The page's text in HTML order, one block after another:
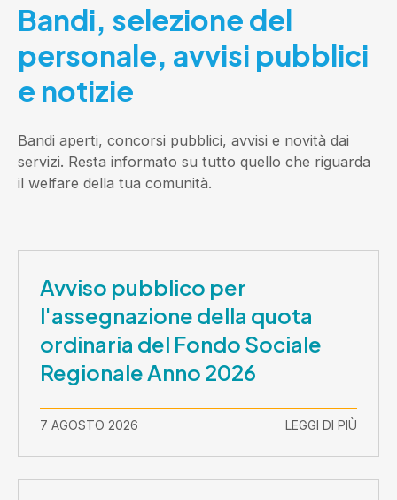
Bandi, selezione del
personale, avvisi pubblici
e notizie
Bandi aperti, concorsi pubblici, avvisi e novità dai
servizi. Resta informato su tutto quello che riguarda
il welfare della tua comunità.
Avviso pubblico per
l'assegnazione della quota
ordinaria del Fondo Sociale
Regionale Anno 2026
7 AGOSTO 2026 LEGGI DI PIÙ